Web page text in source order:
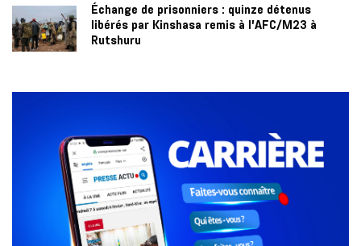
Échange de prisonniers : quinze détenus
libérés par Kinshasa remis à l’AFC/M23 à
Rutshuru